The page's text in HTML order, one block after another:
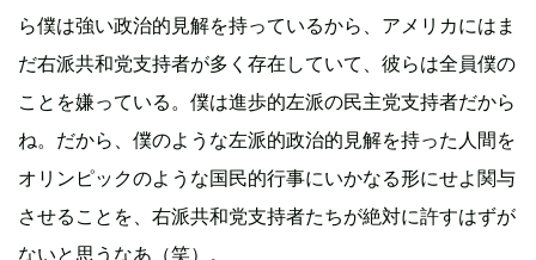
ら僕は強い政治的見解を持っているから、アメリカにはま
だ右派共和党支持者が多く存在していて、彼らは全員僕の
ことを嫌っている。僕は進歩的左派の民主党支持者だから
ね。だから、僕のような左派的政治的見解を持った人間を
オリンピックのような国民的行事にいかなる形にせよ関与
させることを、右派共和党支持者たちが絶対に許すはずが
ないと思うなあ（笑）。